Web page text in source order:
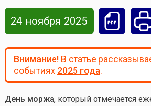
24 ноября 2025
Внимание!В статье
событиях 2025 года.
День моржа, который отмечается